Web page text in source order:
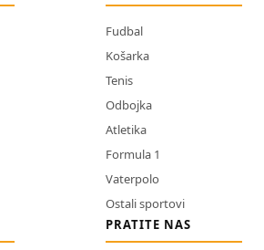
Fudbal
Košarka
Tenis
Odbojka
Atletika
Formula 1
Vaterpolo
Ostali sportovi
PRATITE NAS